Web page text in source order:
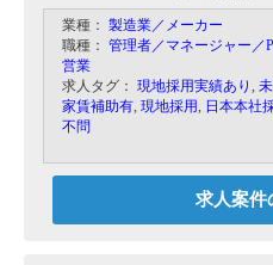
ンに同行し新
メインは既存ク
日系企業のみ
業種： 製造業／メーカー
職種： 管理者／マネージャー／
営業
求人タグ： 現地採用実績あり
家賃補助有 現地採用 日本本社
不問
求人案件